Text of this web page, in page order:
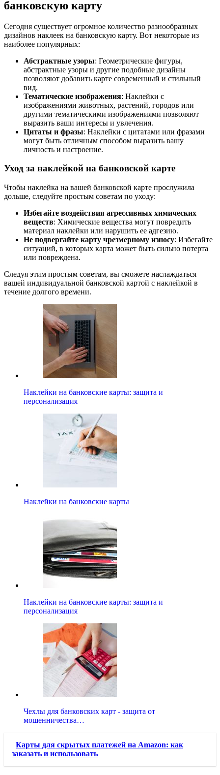
банковскую карту
Сегодня существует огромное количество разнообразных
дизайнов наклеек на банковскую карту. Вот некоторые из
наиболее популярных:
Абстрактные узоры: Геометрические фигуры,
абстрактные узоры и другие подобные дизайны
позволяют добавить карте современный и стильный
вид.
Тематические изображения: Наклейки с
изображениями животных, растений, городов или
другими тематическими изображениями позволяют
выразить ваши интересы и увлечения.
Цитаты и фразы: Наклейки с цитатами или фразами
могут быть отличным способом выразить вашу
личность и настроение.
Уход за наклейкой на банковской карте
Чтобы наклейка на вашей банковской карте прослужила
дольше, следуйте простым советам по уходу:
Избегайте воздействия агрессивных химических
веществ: Химические вещества могут повредить
материал наклейки или нарушить ее адгезию.
Не подвергайте карту чрезмерному износу: Избегайте
ситуаций, в которых карта может быть сильно потерта
или повреждена.
Следуя этим простым советам, вы сможете наслаждаться
вашей индивидуальной банковской картой с наклейкой в
течение долгого времени.
Наклейки на банковские карты: защита и
персонализация
Наклейки на банковские карты
Наклейки на банковские карты: защита и
персонализация
Чехлы для банковских карт - защита от
мошенничества…
Карты для скрытых платежей на Amazon: как
заказать и использовать